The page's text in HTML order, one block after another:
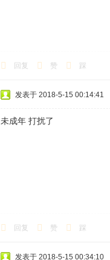
回复 赞 踩
发表于 2018-5-15 00:14:41
未成年 打扰了
回复 赞 踩
发表于 2018-5-15 00:34:10